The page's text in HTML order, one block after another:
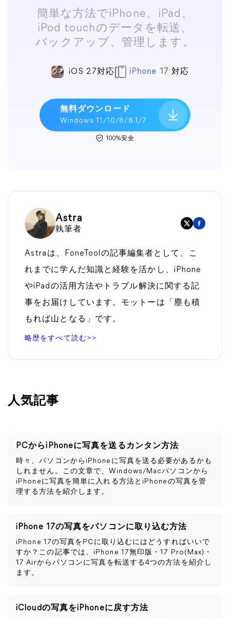
簡単な方法でiPhone、iPad、
iPod touchのデータを転送、
バックアップ、管理します。
iOS 27対応 iPhone 17 対応
無料ダウンロード
Windows 11/10/8/8.1/7
100%安全
Astra
執筆者
Astraは、FoneToolの記事編集者として、こ
れまでに学んだ知識と経験を活かし、iPhone
やiPadの活用方法やトラブル解決に関する記
事をお届けしています。モットーは「塵も積
もれば山となる」です。
略歴をすべて読む>>
人気記事
PCからiPhoneに写真を送るカンタン方法
時々、パソコンからiPhoneに写真を送る必要があるかも
しれません。この文章で、Windows/Macパソコンから
iPhoneに写真を簡単に入れる方法とiPhoneの写真を管
理する方法を紹介します。
iPhone 17の写真をパソコンに取り込む方法
iPhone 17の写真をPCに取り込むにはどうすればいいで
すか？この記事では、iPhone 17無印版・17 Pro(Max)・
17 Airからパソコンに写真を転送する4つの方法を紹介し
ます。
iCloudの写真をiPhoneに戻す方法